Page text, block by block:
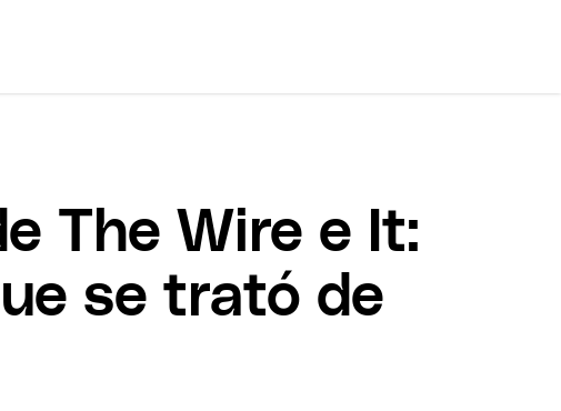
The Wire e It:
se trató de